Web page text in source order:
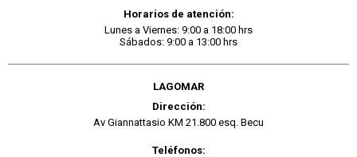
Horarios de atención:
Lunes a Viernes: 9:00 a 18:00 hrs
Sábados: 9:00 a 13:00 hrs
LAGOMAR
Dirección:
Av Giannattasio KM 21.800 esq. Becu
Teléfonos: